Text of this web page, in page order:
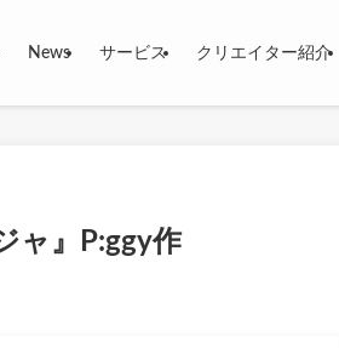
News サービス クリエイター紹介
ャ』P:ggy作